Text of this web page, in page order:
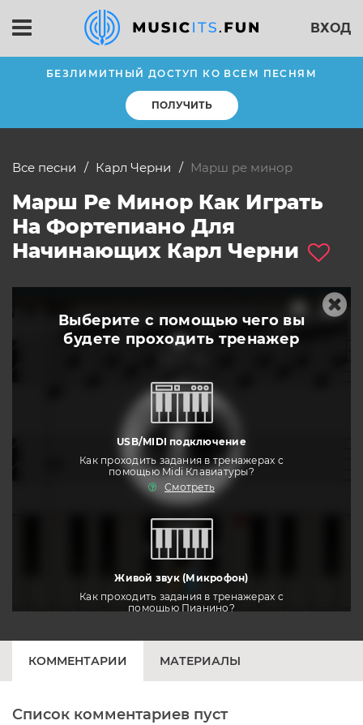
ВХОД
БЕЗЛИМИТНЫЙ ДОСТУП КО ВСЕМ ПЕСНЯМ
ПОЛУЧИТЬ
Все песни Карл Черни Марш ре минор
Марш Ре Минор Как Играть
На Фортепиано Для
Начинающих Карл Черни
Выберите с помощью чего вы
будете проходить тренажер
USB/MIDI подключение
Как проходить задания в тренажерах с
помощью Midi Клавиатуры?
Смотреть
Живой звук (Микрофон)
Как проходить задания в тренажерах с
помощью Пианино?
Печатная клавиатура
тренировать
КОММЕНТАРИИ МАТЕРИАЛЫ
Список комментариев пуст